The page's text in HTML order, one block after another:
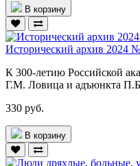
В корзину
Исторический архив 2024
К 300-летию Российской
Г.М. Ловица и адъюнкта
330 руб.
В корзину